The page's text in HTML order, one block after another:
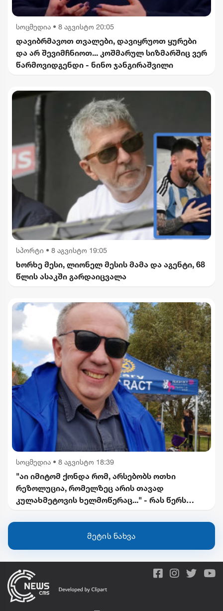
სოცმედია • 8 აგვისტო 20:05
დავიბრმავოთ თვალები, დავიყრუოთ ყურები
და არ შევიმჩნიოთ... კოშმარულ სიზმარშიც ვერ
წარმოვიდგენდი - ნინო ჯანგირაშვილი
სპორტი • 8 აგვისტო 19:05
ხორხე მესი, ლიონელ მესის მამა და აგენტი, 68
წლის ასაკში გარდაიცვალა
სოცმედია • 8 აგვისტო 18:39
"აი იმიტომ ქონდა რომ, არსებობს ოთხი
რეზოლუცია, რომელზეც არის თავად
კულახმეტოვის ხელმოწერაც..." - რას წერს
მეტის ნახვა